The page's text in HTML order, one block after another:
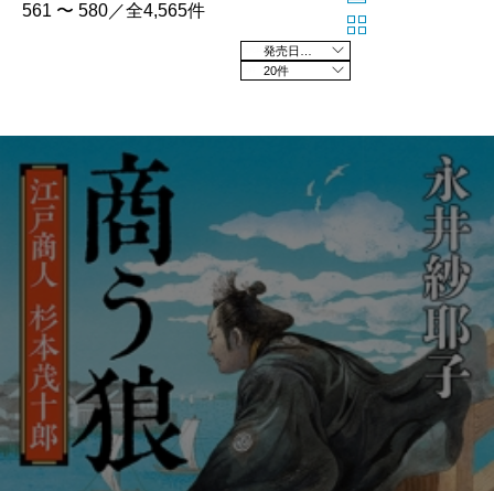
561 〜 580／全4,565件
20件